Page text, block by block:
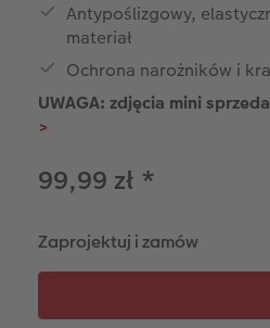
Antypoślizgowy,
materiał
Ochrona narożników i
UWAGA: zdjęcia mini
>
99,99 zł *
Zaprojektuj i zamów